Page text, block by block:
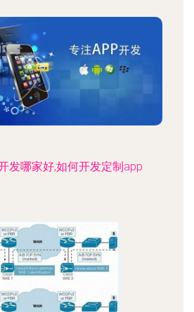
发哪家好,如何开发定制app